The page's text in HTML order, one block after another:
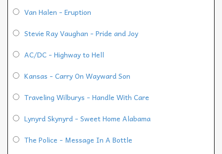
Van Halen - Eruption
Stevie Ray Vaughan - Pride and Joy
AC/DC - Highway to Hell
Kansas - Carry On Wayward Son
Traveling Wilburys - Handle With Care
Lynyrd Skynyrd - Sweet Home Alabama
The Police - Message In A Bottle